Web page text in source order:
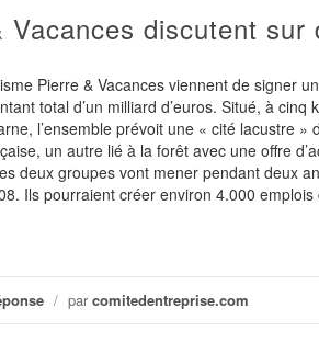
Vacances discutent
Pierre & Vacances viennent de signer
total d’un milliard d’euros. Situé, à cinq
l’ensemble prévoit une « cité lacustre »
un autre lié à la forêt avec une offre
deux groupes vont mener pendant deux
Ils pourraient créer environ 4.000
/ parcomitedentreprise.com